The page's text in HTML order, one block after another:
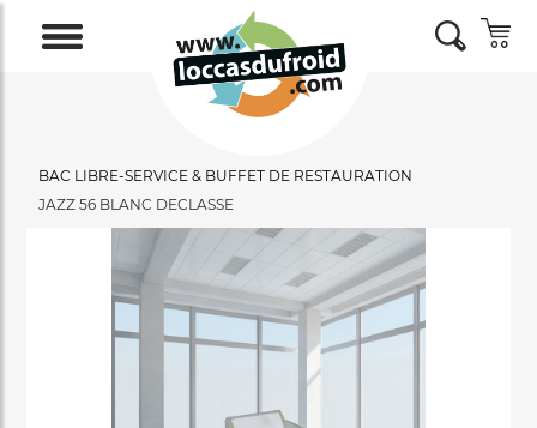
BAC LIBRE-SERVICE & BUFFET DE RESTAURATION
JAZZ 56 BLANC DECLASSE